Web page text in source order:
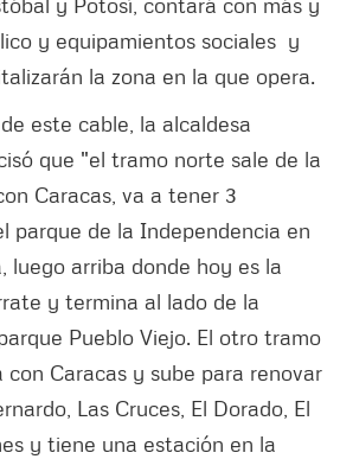
y equipamientos sociales y
la zona en la que opera.
este cable, la alcaldesa
que "el tramo norte sale de la
Caracas, va a tener 3
parque de la Independencia en
luego arriba donde hoy es la
y termina al lado de la
Pueblo Viejo. El otro tramo
con Caracas y sube para renovar
Las Cruces, El Dorado, El
y tiene una estación en la